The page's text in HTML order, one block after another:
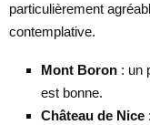
particulièrement
contemplative.
Mont Boron : un
est bonne.
Château de Nice